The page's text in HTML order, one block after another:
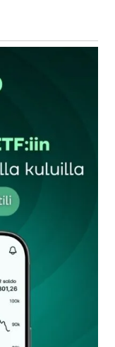
kirjautua
Pakolliset